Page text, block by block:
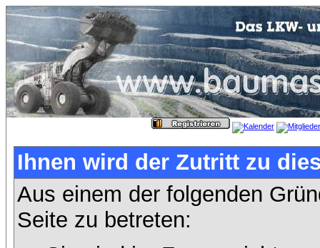
Ihnen wird der Zutritt zu
Aus einem der folgenden
Seite zu betreten: